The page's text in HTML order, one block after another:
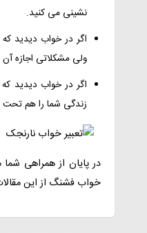
نشینی می کنید.
اگر در خواب دیدید
ولی مشکلاتی اجازه
اگر در خواب دیدید
زندگی شما را هم تحت
در پایان از همراهی
خواب فشنگ از این